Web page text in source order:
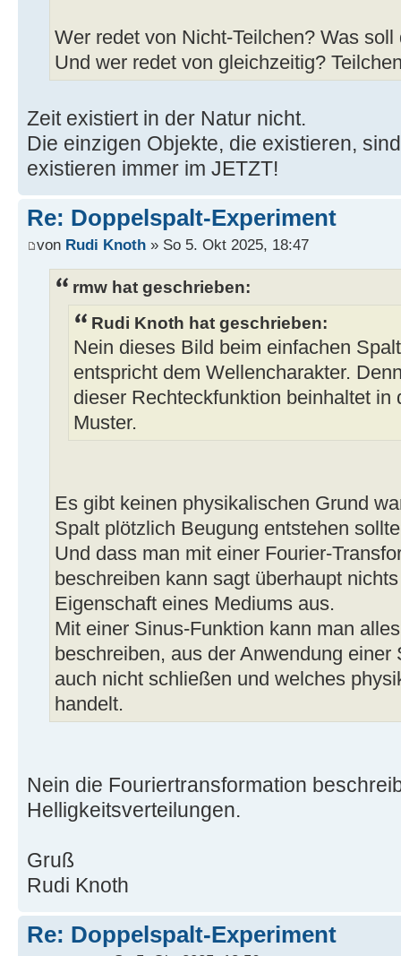
Wer redet von Nicht-Teilchen? Was soll
Und wer redet von gleichzeitig?
Zeit existiert in der Natur nicht.
Die einzigen Objekte, die existieren,
existieren immer im JETZT!
Re: Doppelspalt-Experiment
von Rudi Knoth » So 5. Okt 2025, 18:47
rmw hat geschrieben:
Rudi Knoth hat geschrieben:
Nein dieses Bild beim einfachen
entspricht dem Wellencharakter.
dieser Rechteckfunktion beinhaltet in
Muster.
Es gibt keinen physikalischen Grund
Spalt plötzlich Beugung entstehen
Und dass man mit einer Fourier-
beschreiben kann sagt überhaupt
Eigenschaft eines Mediums aus.
Mit einer Sinus-Funktion kann man
beschreiben, aus der Anwendung
auch nicht schließen und welches
handelt.
Nein die Fouriertransformation
Helligkeitsverteilungen.
Gruß
Rudi Knoth
Re: Doppelspalt-Experiment